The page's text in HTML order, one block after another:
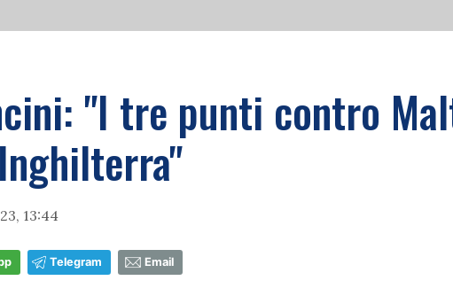
"I tre punti contro
13:44
Telegram Email